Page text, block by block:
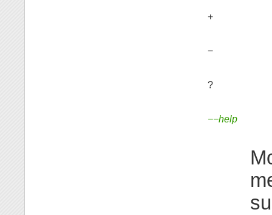
+
−
?
−−help